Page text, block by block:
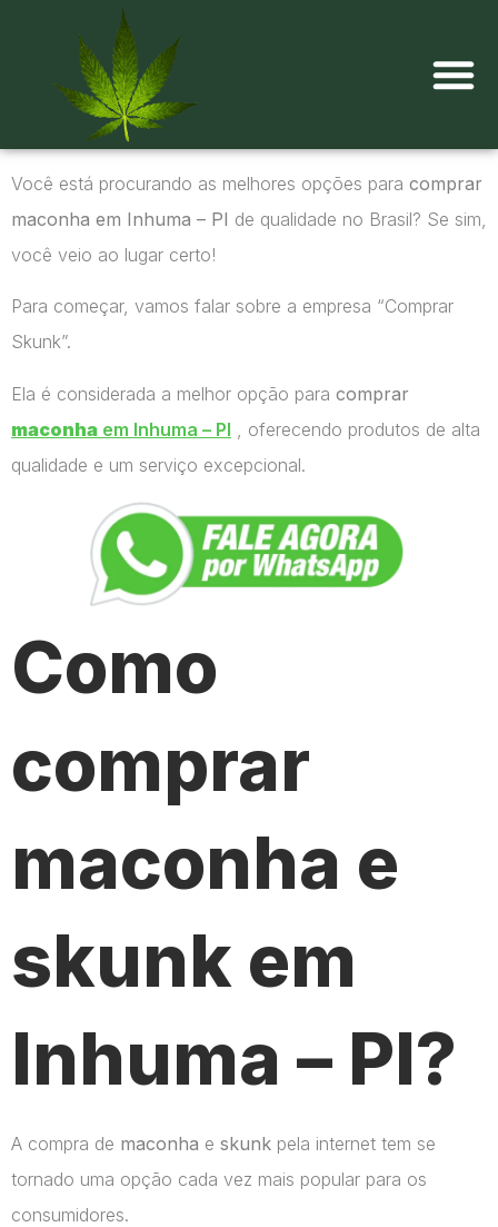
Você está procurando as melhores opções para comprar
maconha em Inhuma – PI de qualidade no Brasil? Se sim,
você veio ao lugar certo!
Para começar, vamos falar sobre a empresa “Comprar
Skunk”.
Ela é considerada a melhor opção para comprar
maconha em Inhuma – PI , oferecendo produtos de alta
qualidade e um serviço excepcional.
Como
comprar
maconha e
skunk em
Inhuma – PI?
A compra de maconha e skunk pela internet tem se
tornado uma opção cada vez mais popular para os
consumidores.